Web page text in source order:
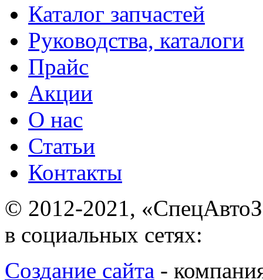
Каталог запчастей
Руководства, каталоги
Прайс
Акции
О нас
Статьи
Контакты
© 2012-2021,
в социальных сетях:
Создание сайта -